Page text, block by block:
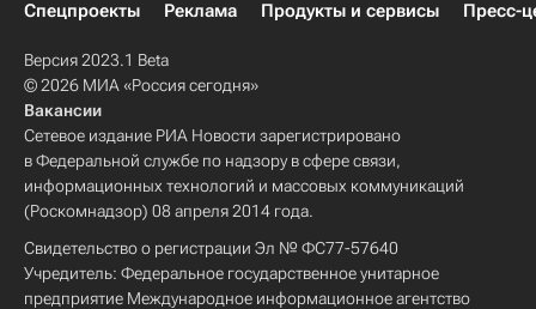
Спецпроекты
Реклама Продукты и сервисы Пресс-
Версия 2023.1 Beta
© 2026 МИА «Россия сегодня»
Вакансии
Сетевое издание РИА Новости зарегистрировано
в Федеральной службе по надзору в сфере связи,
информационных технологий и массовых коммуникаций
(Роскомнадзор) 08 апреля 2014 года.
Свидетельство о регистрации Эл № ФС77-57640
Учредитель: Федеральное государственное унитарное
предприятие Международное информационное агентство